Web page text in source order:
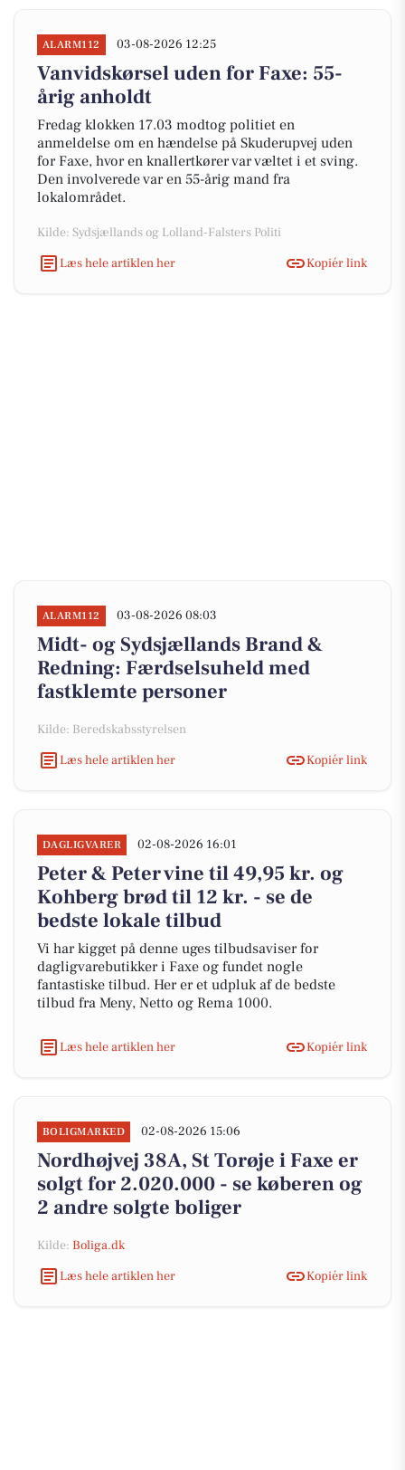
ALARM112 03-08-2026 12:25
Vanvidskørsel uden for Faxe: 55-
årig anholdt
Fredag klokken 17.03 modtog politiet en
anmeldelse om en hændelse på Skuderupvej uden
for Faxe, hvor en knallertkører var væltet i et sving.
Den involverede var en 55-årig mand fra
lokalområdet.
Kilde: Sydsjællands og Lolland-Falsters Politi
Læs hele artiklen her
Kopiér link
ALARM112 03-08-2026 08:03
Midt- og Sydsjællands Brand &
Redning: Færdselsuheld med
fastklemte personer
Kilde: Beredskabsstyrelsen
Læs hele artiklen her
Kopiér link
DAGLIGVARER 02-08-2026 16:01
Peter & Peter vine til 49,95 kr. og
Kohberg brød til 12 kr. - se de
bedste lokale tilbud
Vi har kigget på denne uges tilbudsaviser for
dagligvarebutikker i Faxe og fundet nogle
fantastiske tilbud. Her er et udpluk af de bedste
tilbud fra Meny, Netto og Rema 1000.
Læs hele artiklen her Kopiér link
BOLIGMARKED 02-08-2026 15:06
Nordhøjvej 38A, St Torøje i Faxe er
solgt for 2.020.000 - se køberen og
2 andre solgte boliger
Kilde: Boliga.dk
Læs hele artiklen her
Kopiér link